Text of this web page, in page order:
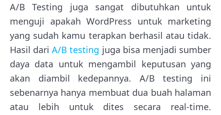
A/B Testing juga sangat dibutuhkan untuk
menguji apakah WordPress untuk marketing
yang sudah kamu terapkan berhasil atau tidak.
Hasil dariA/B testing juga bisa menjadi sumber
daya data untuk mengambil keputusan yang
akan diambil kedepannya. A/B testing ini
sebenarnya hanya membuat dua buah halaman
atau lebih untuk dites secara real-time.